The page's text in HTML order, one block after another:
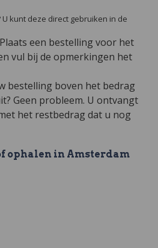
kunt deze direct gebruiken in de
Plaats een bestelling voor het
vul bij de opmerkingen het
bestelling boven het bedrag
Geen probleem. U ontvangt
het restbedrag dat u nog
ophalen in Amsterdam